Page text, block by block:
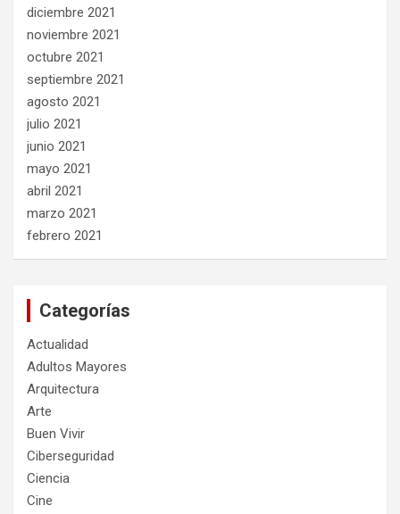
diciembre 2021
noviembre 2021
octubre 2021
septiembre 2021
agosto 2021
julio 2021
junio 2021
mayo 2021
abril 2021
marzo 2021
febrero 2021
Categorías
Actualidad
Adultos Mayores
Arquitectura
Arte
Buen Vivir
Ciberseguridad
Ciencia
Cine